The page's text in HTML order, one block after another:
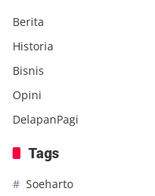
Berita
Historia
Bisnis
Opini
DelapanPagi
Tags
Soeharto